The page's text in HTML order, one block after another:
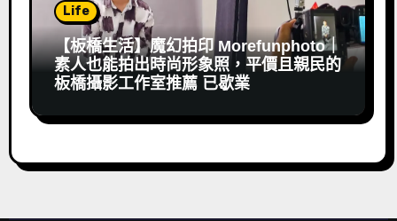
Life
【板橋生活】魔幻拍印 Morefunphoto｜
素人也能拍出時尚形象照，平價且親民的
板橋攝影工作室推薦 已歇業